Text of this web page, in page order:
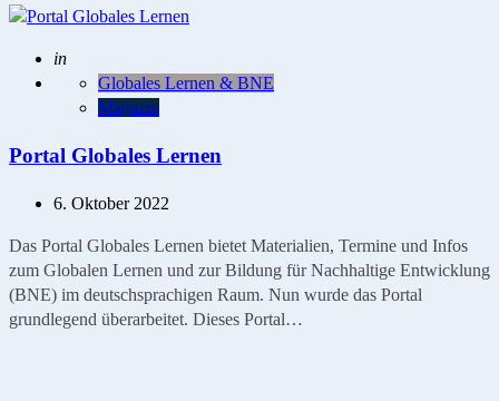
Geschrieben
in
Globales Lernen & BNE
Magazin
Portal Globales Lernen
6. Oktober 2022
Das Portal Globales Lernen bietet Materialien, Termine und Infos
zum Globalen Lernen und zur Bildung für Nachhaltige Entwicklung
(BNE) im deutschsprachigen Raum. Nun wurde das Portal
grundlegend überarbeitet. Dieses Portal…